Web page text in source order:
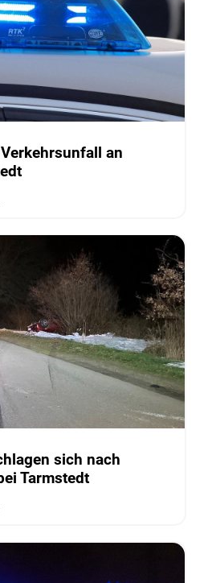
an
sich nach
Tarmstedt